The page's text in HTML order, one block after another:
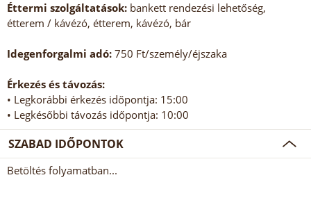
Éttermi szolgáltatások: bankett rendezési lehetőség,
étterem / kávézó, étterem, kávézó, bár
Idegenforgalmi adó: 750 Ft/személy/éjszaka
Érkezés és távozás:
• Legkorábbi érkezés időpontja: 15:00
• Legkésőbbi távozás időpontja: 10:00
SZABAD IDŐPONTOK
Betöltés folyamatban...